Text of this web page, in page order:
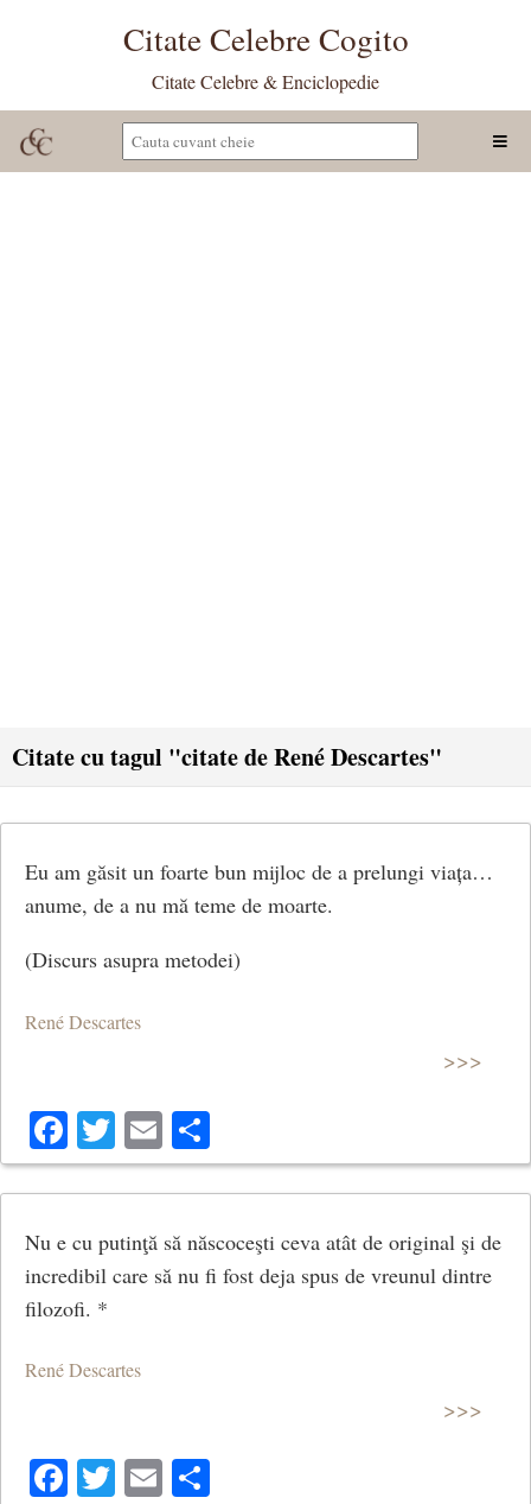
Citate Celebre Cogito
Citate Celebre & Enciclopedie
Citate cu tagul "citate de René Descartes"
Eu am găsit un foarte bun mijloc de a prelungi viața…
anume, de a nu mă teme de moarte.
(Discurs asupra metodei)
René Descartes
>>>
Facebook
Twitter
Email
Nu e cu putinţă să născoceşti ceva atât de original şi de
incredibil care să nu fi fost deja spus de vreunul dintre
filozofi. *
René Descartes
>>>
Facebook
Twitter
Email